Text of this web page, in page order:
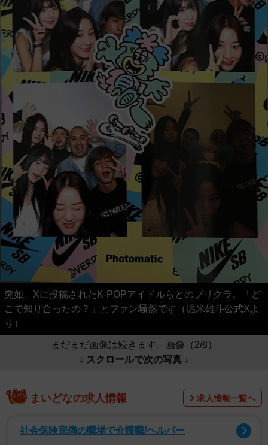
突如、Xに投稿されたK-POPアイドルらとのプリクラ。「ど
こで知り合ったの？」とファン騒然です（堀米雄斗公式Xよ
り）
まだまだ画像は続きます。画像（2/8）
↓ スクロールで次の写真 ↓
まいどなの求人情報 求人情報一覧へ
社会保険完備の職場で介護職/ヘルパー